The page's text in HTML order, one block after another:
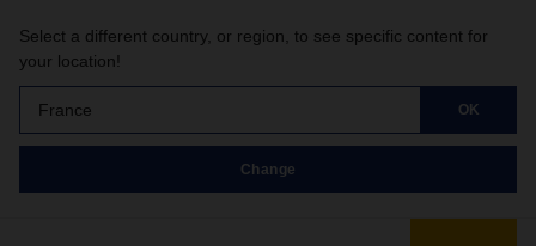
Select a different country, or region, to see specific content for
your location!
France OK
Change